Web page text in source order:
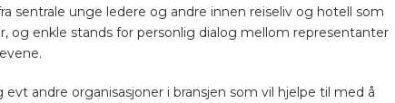
sentrale unge ledere og andre innen reiseliv og hotell som
og enkle stands for personlig dialog mellom representanter
andre organisasjoner i bransjen som vil hjelpe til med å